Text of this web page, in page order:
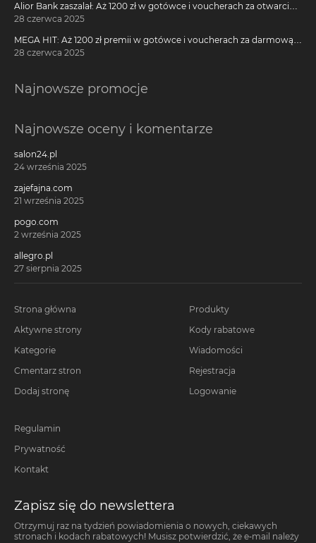
Alior Bank zaszalał: Aż 1200 zł w gotówce i voucherach za otwarcie
darmowego konta!
28 czerwca 2025
MEGA HIT: Aż 1200 zł premii w gotówce i voucherach za darmową
kartę kredytową Citi Simplicity
28 czerwca 2025
Najnowsze promocje
Najnowsze oceny i komentarze
salon24.pl
24 września 2025
zajefajna.com
21 września 2025
pogo.com
2 września 2025
allegro.pl
27 sierpnia 2025
Strona główna
Aktywne strony
Kategorie
Cmentarz stron
Dodaj stronę
Produkty
Kody rabatowe
Wiadomości
Rejestracja
Logowanie
Regulamin
Prywatność
Kontakt
Zapisz się do newslettera
Otrzymuj raz na tydzień powiadomienia o nowych, ciekawych
stronach i kodach rabatowych! Musisz potwierdzić, że e-mail należy